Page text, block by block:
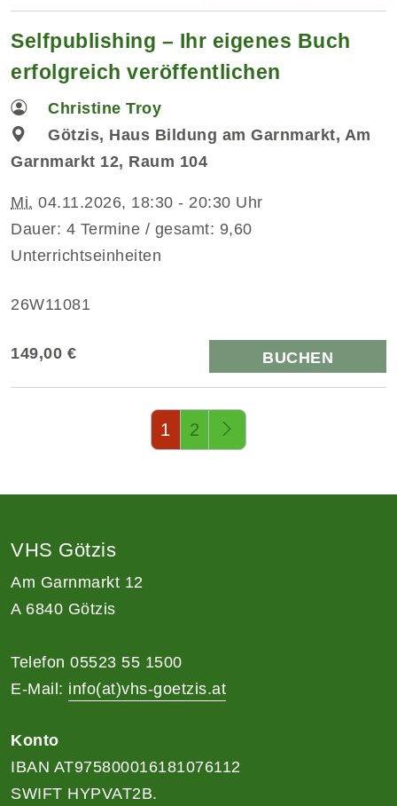
Selfpublishing – Ihr eigenes Buch
erfolgreich veröffentlichen
Christine Troy
Götzis, Haus Bildung am Garnmarkt, Am
Garnmarkt 12, Raum 104
Mi. 04.11.2026, 18:30 - 20:30 Uhr
Dauer: 4 Termine / gesamt: 9,60
Unterrichtseinheiten
26W11081
149,00 € BUCHEN
1 2
VHS Götzis
Am Garnmarkt 12
A 6840 Götzis
Telefon 05523 55 1500
E-Mail: info(at)vhs-goetzis.at
Konto
IBAN AT975800016181076112
SWIFT HYPVAT2B.